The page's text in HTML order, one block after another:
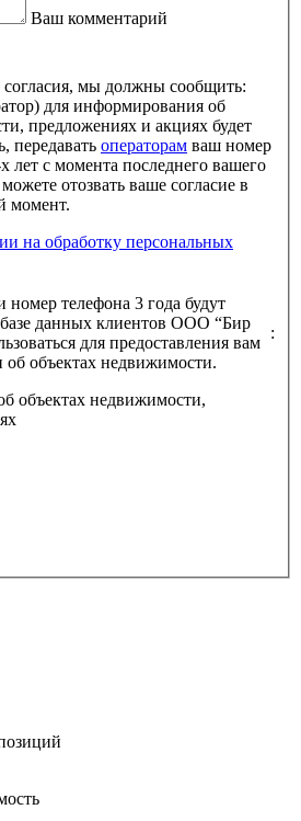
Ваш комментарий
мы должны сообщить:
для информирования об
предложениях и акциях будет
передавать операторам
лет с момента последнего вашего
к нам. Вы можете отозвать ваше согласие в
момент.
телефона 3 года будут
для предоставления вам
информации об объектах недвижимости.
:
объектах недвижимости,